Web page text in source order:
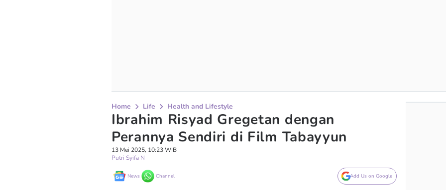
Home Life Health and Lifestyle
Ibrahim Risyad Gregetan dengan
Perannya Sendiri di Film Tabayyun
13 Mei 2025, 10:23 WIB
Putri Syifa N
News Channel Add Us on Google